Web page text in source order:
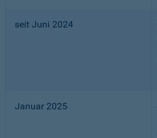
seit Juni 2024
Januar 2025